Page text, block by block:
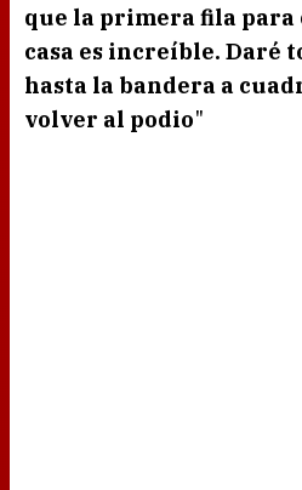
que la primera fila para
casa es increíble. Daré
hasta la bandera a
volver al podio"